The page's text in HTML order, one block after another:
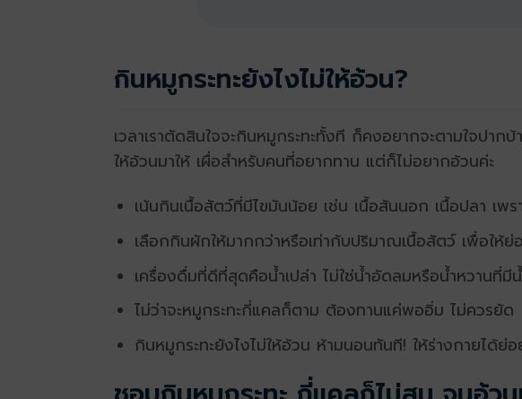
กินหมูกระทะยังไงไม่ให้อ้วน?
เวลาเราตัดสินใจจะกินหมูกระทะทั้งที ก็คงอยากจะตามใจปา
ให้อ้วนมาให้ เผื่อสำหรับคนที่อยากทาน แต่ก็ไม่อยากอ้วนค่ะ
เน้นกินเนื้อสัตว์ที่มีไขมันน้อย เช่น เนื้อสันนอก เนื้อปลา เพร
เลือกกินผักให้มากกว่าหรือเท่ากับปริมาณเนื้อสัตว์ เพื่อให้
เครื่องดื่มที่ดีที่สุดคือน้ำเปล่า ไม่ใช่น้ำอัดลมหรือน้ำหวานที่มีน้
ไม่ว่าจะหมูกระทะกี่แคลก็ตาม ต้องทานแค่พออิ่ม ไม่ควรยัด
กินหมูกระทะยังไงไม่ให้อ้วน ห้ามนอนทันที! ให้ร่างกายได้